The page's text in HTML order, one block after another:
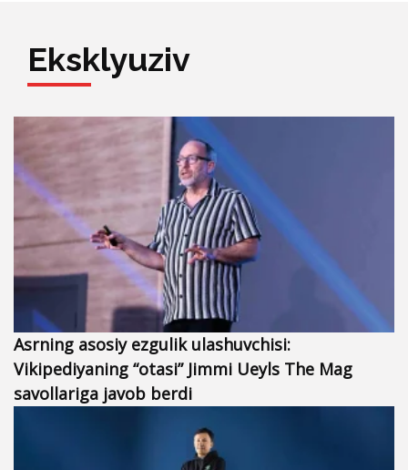
Eksklyuziv
Asrning asosiy ezgulik ulashuvchisi:
Vikipediyaning “otasi” Jimmi Ueyls The Mag
savollariga javob berdi